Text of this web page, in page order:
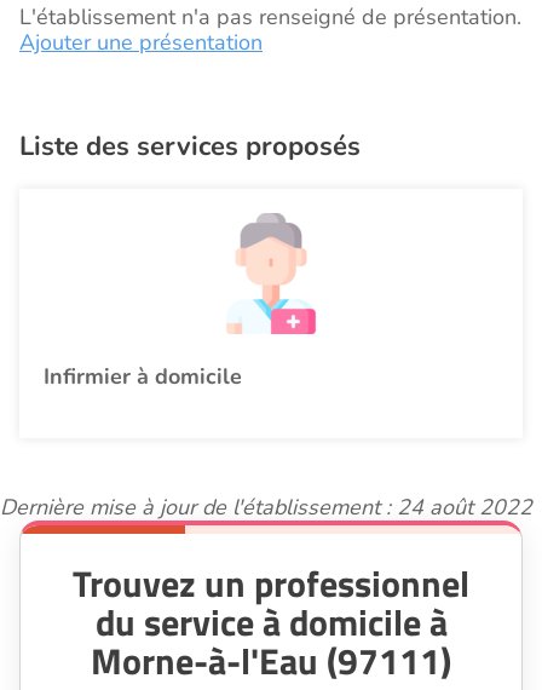
L'établissement n'a pas renseigné de présentation.
Ajouter une présentation
Liste des services proposés
Infirmier à domicile
Dernière mise à jour de l'établissement : 24 août 2022
Trouvez un professionnel
du service à domicile à
Morne-à-l'Eau (97111)